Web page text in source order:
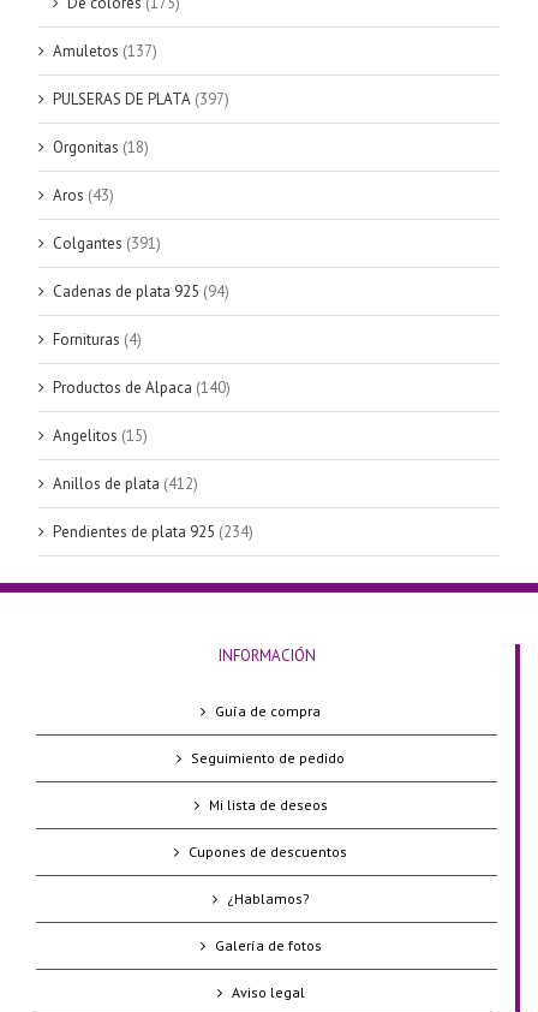
Amuletos (137)
PULSERAS DE PLATA (397)
Orgonitas (18)
Aros (43)
Colgantes (391)
Cadenas de plata 925 (94)
Fornituras (4)
Productos de Alpaca (140)
Angelitos (15)
Anillos de plata (412)
Pendientes de plata 925 (234)
INFORMACIÓN
Guía de compra
Seguimiento de pedido
Mi lista de deseos
Cupones de descuentos
¿Hablamos?
Galería de fotos
Aviso legal